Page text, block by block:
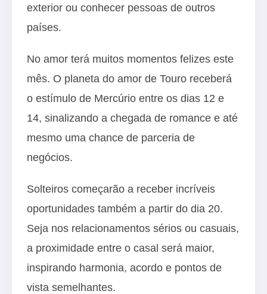
exterior ou conhecer pessoas de outros
países.
No amor terá muitos momentos felizes este
mês. O planeta do amor de Touro receberá
o estímulo de Mercúrio entre os dias 12 e
14, sinalizando a chegada de romance e até
mesmo uma chance de parceria de
negócios.
Solteiros começarão a receber incríveis
oportunidades também a partir do dia 20.
Seja nos relacionamentos sérios ou casuais,
a proximidade entre o casal será maior,
inspirando harmonia, acordo e pontos de
vista semelhantes.